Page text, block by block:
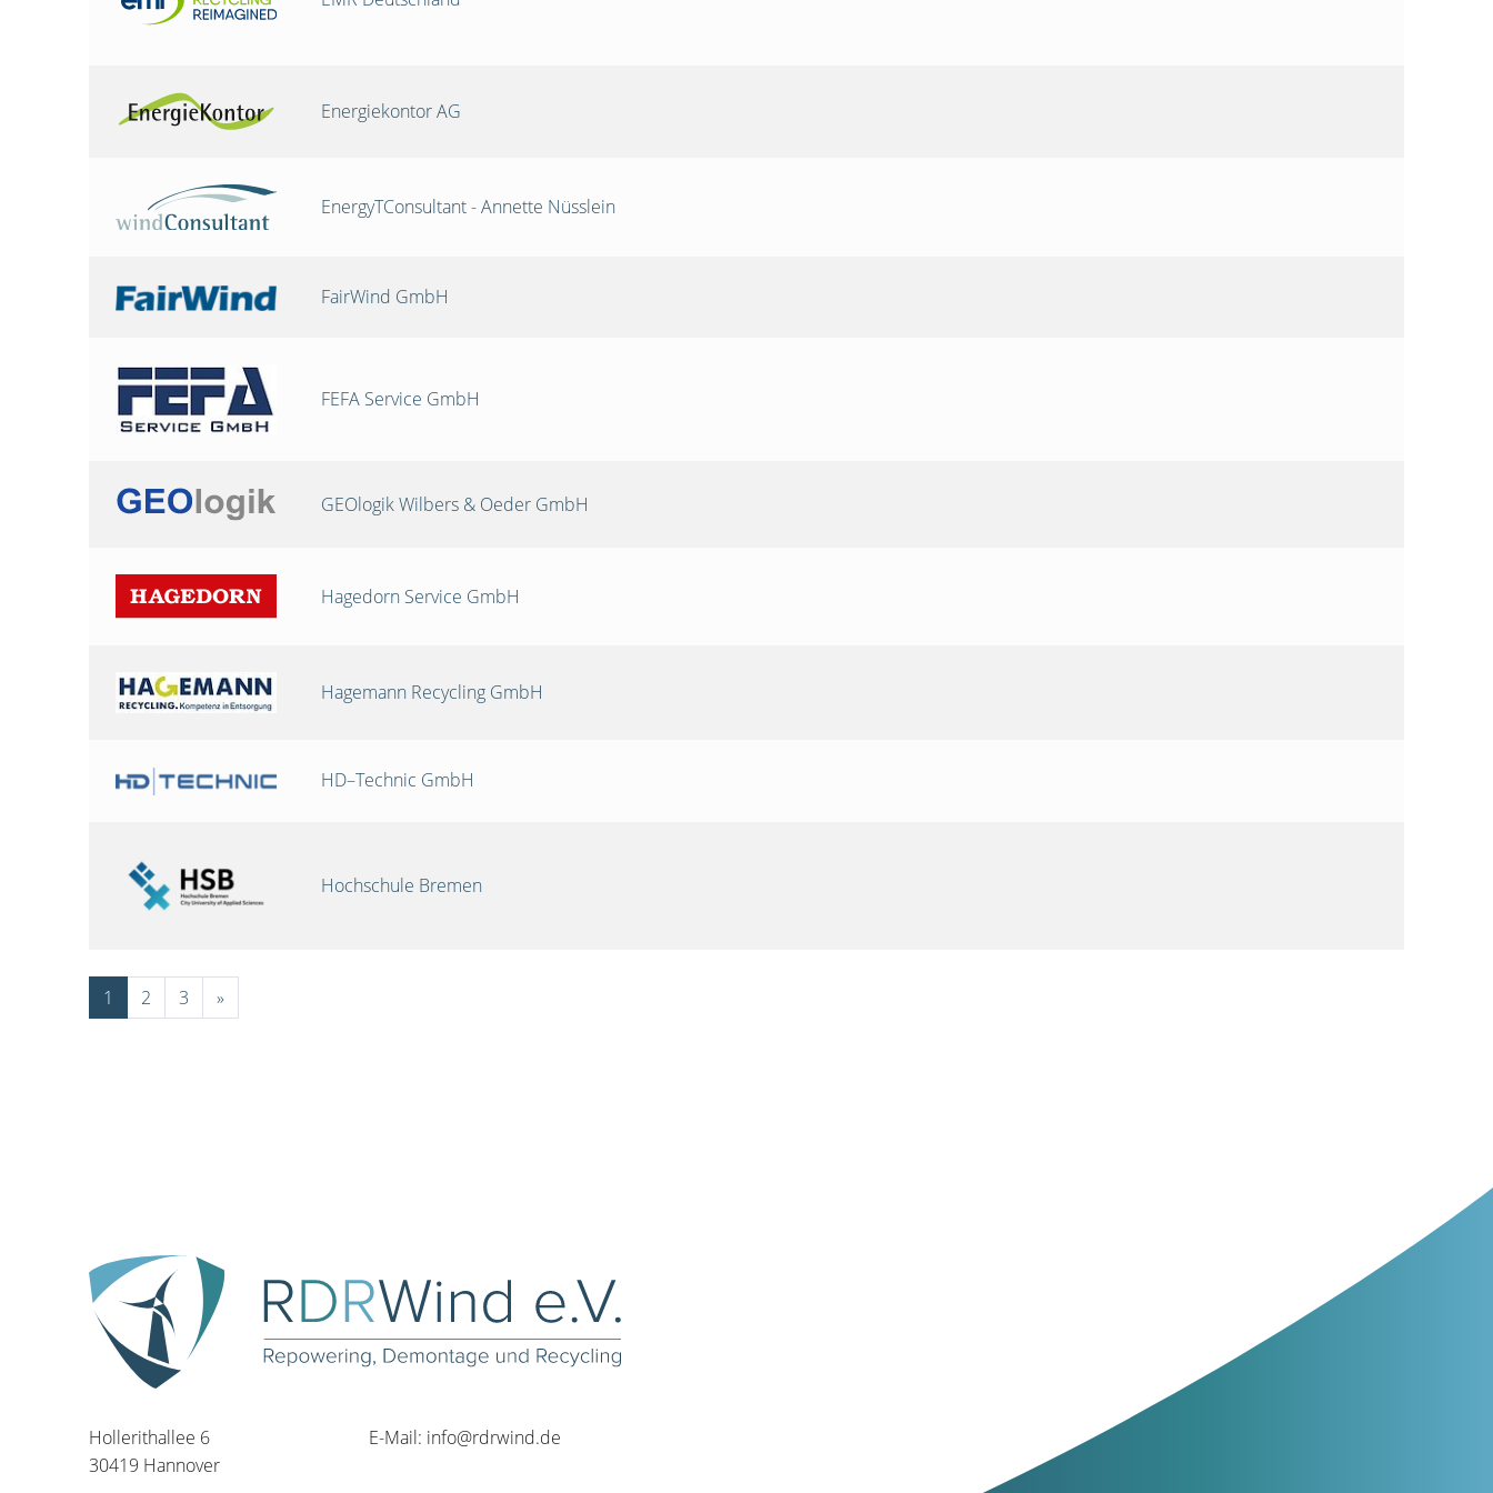
Energiekontor AG
EnergyTConsultant - Annette Nüsslein
FairWind GmbH
FEFA Service GmbH
GEOlogik Wilbers & Oeder GmbH
Hagedorn Service GmbH
Hagemann Recycling GmbH
HD–Technic GmbH
Hochschule Bremen
1 2 3 »
Hollerithallee 6
30419 Hannover
E-Mail: info@rdrwind.de